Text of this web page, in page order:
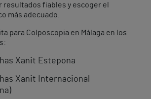
fiables y escoger el
más adecuado.
para Colposcopia en Málaga en los
Xanit Estepona
Xanit Internacional